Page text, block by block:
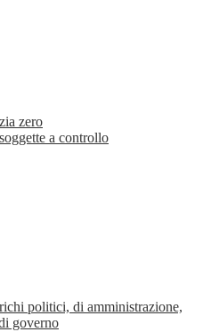
zero
a controllo
politici, di amministrazione,
governo